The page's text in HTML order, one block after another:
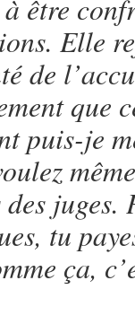
être
Elle
de
que
puis-je
tu
ça,